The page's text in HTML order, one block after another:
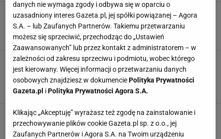
Jesteś smakoszem? Wskaż, skąd pochodzą te
potrawy! Średnia 7/10
GOTOWANIE JEDZENIE KUCHNIE ŚWIATA POTRAWY
W tym quizie 10/10 przewidzieliśmy tylko dla
łasuchów. Poradzisz sobie?
JEDZENIE KUCHNIA KULINARIA
NAJNOWSZE QUIZY DZISIAJ DODANE
Weź 2 kg łopatki i wsadź do słoików. Wkrótce
sobie podziękujesz. Receptura babci z
przepiśnika
danych nie wymaga zgody i odbywa się w oparciu o
uzasadniony interes Gazeta.pl, jej spółki powiązanej – Agora
S.A. – lub Zaufanych Partnerów. Takiemu przetwarzaniu
możesz się sprzeciwić, przechodząc do „Ustawień
Zaawansowanych” lub przez kontakt z administratorem – w
zależności od zakresu sprzeciwu i podmiotu, wobec którego
jest kierowany. Więcej informacji o przetwarzaniu danych
osobowych znajdziesz w dokumenciePolityka Prywatności
Gazeta.pl iPolityka Prywatności Agora S.A.
Klikając „Akceptuję” wyrażasz też zgodę na zainstalowanie i
przechowywanie plików cookie Gazeta.pl sp. z o.o., jej
Zaufanych Partnerów i Agora S.A. na Twoim urządzeniu